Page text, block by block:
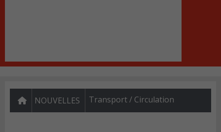
NOUVELLES Transport / Circulation